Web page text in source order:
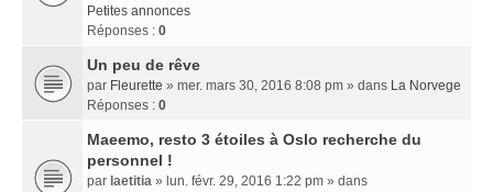
Petites annonces
Réponses : 0
Un peu de rêve
par Fleurette » mer. mars 30, 2016 8:08 pm » dans La Norvege
Réponses : 0
Maeemo, resto 3 étoiles à Oslo recherche du
personnel !
par laetitia » lun. févr. 29, 2016 1:22 pm » dans